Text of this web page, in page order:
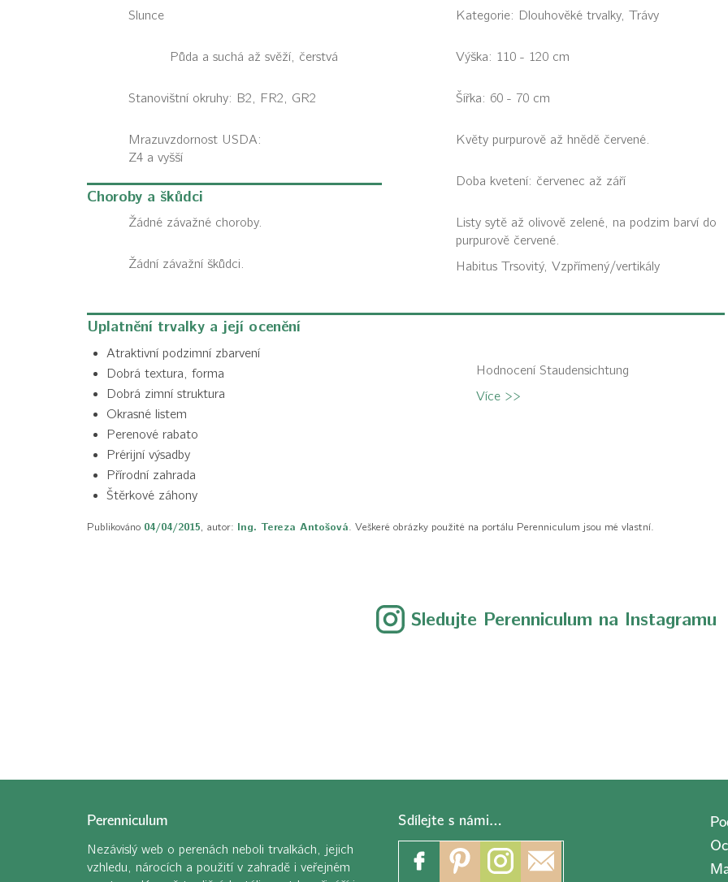
Slunce
Půda a suchá až svěží, čerstvá
Stanovištní okruhy: B2, FR2, GR2
Mrazuvzdornost USDA:
Z4 a vyšší
Choroby a škůdci
Žádné závažné choroby.
Žádní závažní škůdci.
Kategorie: Dlouhověké trvalky, Trávy
Výška: 110 - 120 cm
Šířka: 60 - 70 cm
Květy purpurově až hnědě červené.
Doba kvetení: červenec až září
Listy sytě až olivově zelené, na podzim barví do
purpurově červené.
Habitus Trsovitý, Vzpřímený/vertikály
Uplatnění trvalky a její ocenění
Atraktivní podzimní zbarvení
Dobrá textura, forma
Dobrá zimní struktura
Okrasné listem
Perenové rabato
Prérijní výsadby
Přírodní zahrada
Štěrkové záhony
Hodnocení Staudensichtung
Více >>
Publikováno 04/04/2015, autor: Ing. Tereza Antošová. Veškeré obrázky použité na portálu Perenniculum jsou mé vlastní.
Sledujte Perenniculum na Instagramu
Perenniculum
Nezávislý web o perenách neboli trvalkách, jejich
vzhledu, nárocích a použití v zahradě i veřejném
Sdílejte s námi…